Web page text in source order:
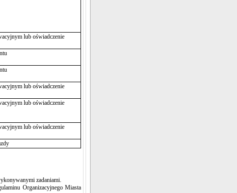
lub oświadczenie
lub oświadczenie
lub oświadczenie
lub oświadczenie
zadaniami.
Organizacyjnego Miasta